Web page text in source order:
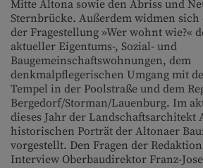
Mitte Altona sowie den Abriss und
Sternbrücke. Außerdem widmen
der Fragestellung »Wer wohnt wie?«
aktueller Eigentums-, Sozial- und
Baugemeinschaftswohnungen, dem
denkmalpflegerischen Umgang mit
Tempel in der Poolstraße und dem
Bergedorf/Storman/Lauenburg. Im
dieses Jahr der Landschaftsarchitekt
historischen Porträt der Altonaer
vorgestellt. Den Fragen der
Interview Oberbaudirektor Franz-